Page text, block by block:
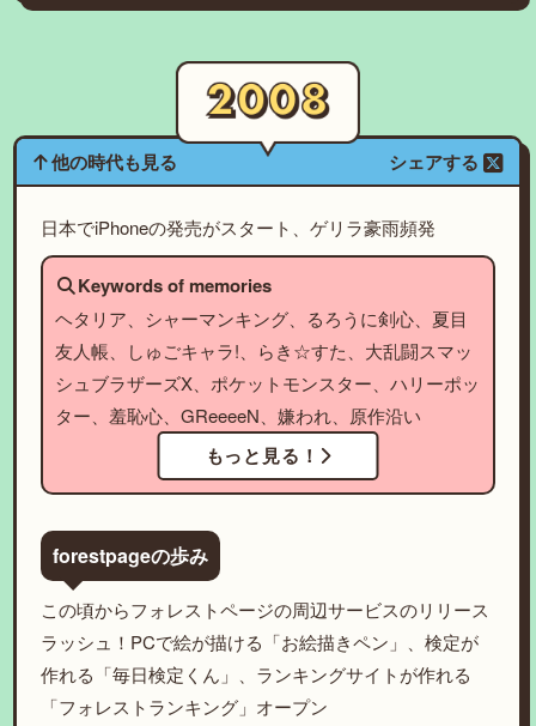
他の時代も見る シェアする
日本でiPhoneの発売がスタート、ゲリラ豪雨頻発
Keywords of memories
ヘタリア、シャーマンキング、るろうに剣心、夏目
友人帳、しゅごキャラ!、らき☆すた、大乱闘スマッ
シュブラザーズX、ポケットモンスター、ハリーポッ
ター、羞恥心、GReeeeN、嫌われ、原作沿い
もっと見る！
forestpageの歩み
この頃からフォレストページの周辺サービスのリリース
ラッシュ！PCで絵が描ける「お絵描きペン」、検定が
作れる「毎日検定くん」、ランキングサイトが作れる
「フォレストランキング」オープン